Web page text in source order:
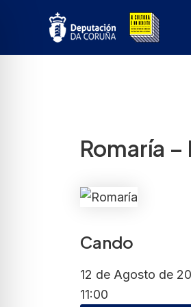
Romaría
Cando
12 de Agosto de
11:00